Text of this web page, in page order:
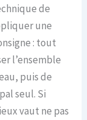
de
une
: tout
l’ensemble
puis de
seul. Si
vaut ne pas